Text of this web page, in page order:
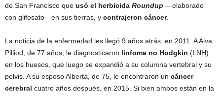
de San Francisco que usó el herbicida Roundup —elaborado
con glifosato—en sus tierras, y contrajeron cáncer.
La noticia de la enfermedad les llegó 9 años atrás, en 2011. A Alva
Pilliod, de 77 años, le diagnosticaron linfoma no Hodgkin (LNH)
en los huesos, que luego se expandió a su columna vertebral y su
pelvis. A su esposo Alberta, de 75, le encontraron un cáncer
cerebral cuatro años después, en 2015. Si bien ambos están en la